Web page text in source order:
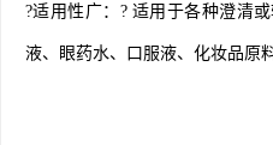
?适用性广：? 适用于各种澄清
液、眼药水、口服液、化妆品原